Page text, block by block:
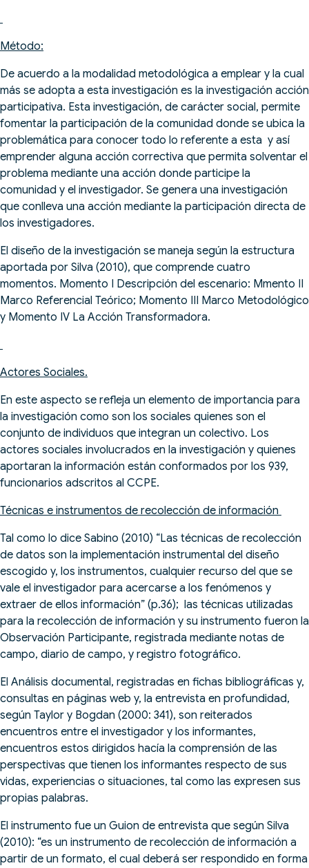
Método:
De acuerdo a la modalidad metodológica a emplear y la cual
más se adopta a esta investigación es la investigación acción
participativa. Esta investigación, de carácter social, permite
fomentar la participación de la comunidad donde se ubica la
problemática para conocer todo lo referente a esta y así
emprender alguna acción correctiva que permita solventar el
problema mediante una acción donde participe la
comunidad y el investigador. Se genera una investigación
que conlleva una acción mediante la participación directa de
los investigadores.
El diseño de la investigación se maneja según la estructura
aportada por Silva (2010), que comprende cuatro
momentos. Momento I Descripción del escenario: Mmento II
Marco Referencial Teórico; Momento III Marco Metodológico
y Momento IV La Acción Transformadora.
Actores Sociales.
En este aspecto se refleja un elemento de importancia para
la investigación como son los sociales quienes son el
conjunto de individuos que integran un colectivo. Los
actores sociales involucrados en la investigación y quienes
aportaran la información están conformados por los 939,
funcionarios adscritos al CCPE.
Técnicas e instrumentos de recolección de información
Tal como lo dice Sabino (2010) “Las técnicas de recolección
de datos son la implementación instrumental del diseño
escogido y, los instrumentos, cualquier recurso del que se
vale el investigador para acercarse a los fenómenos y
extraer de ellos información” (p.36); las técnicas utilizadas
para la recolección de información y su instrumento fueron la
Observación Participante, registrada mediante notas de
campo, diario de campo, y registro fotográfico.
El Análisis documental, registradas en fichas bibliográficas y,
consultas en páginas web y, la entrevista en profundidad,
según Taylor y Bogdan (2000: 341), son reiterados
encuentros entre el investigador y los informantes,
encuentros estos dirigidos hacía la comprensión de las
perspectivas que tienen los informantes respecto de sus
vidas, experiencias o situaciones, tal como las expresen sus
propias palabras.
El instrumento fue un Guion de entrevista que según Silva
(2010): “es un instrumento de recolección de información a
partir de un formato, el cual deberá ser respondido en forma